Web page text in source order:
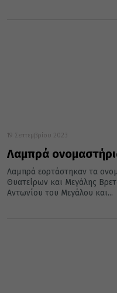
19 Σεπτεμβρίου 2023
Λαμπρά
Λαμπρά εορτάστηκαν τα
Θυατείρων και Μεγάλης
Αντωνίου του Μεγάλου και...